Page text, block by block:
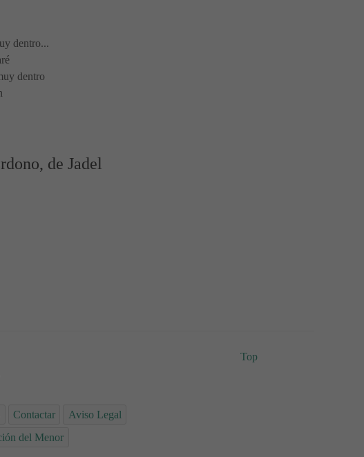
dentro...
dentro
de Jadel
Contactar
Aviso Legal
del Menor
Top